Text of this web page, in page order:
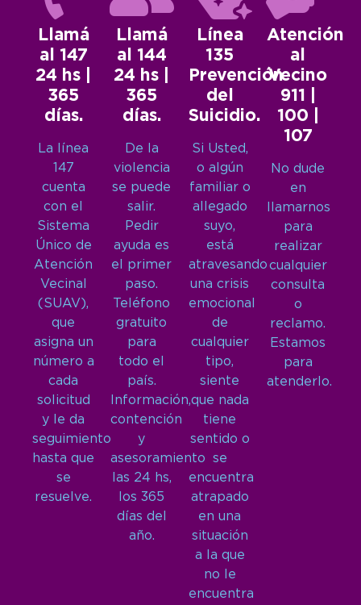
Llamá
al 147
24 hs |
365
días.
La línea
147
cuenta
con el
Sistema
Único de
Atención
Vecinal
(SUAV),
que
asigna un
número a
cada
solicitud
y le da
seguimiento
hasta que
se
resuelve.
Llamá
al 144
24 hs |
365
días.
De la
violencia
se puede
salir.
Pedir
ayuda es
el primer
paso.
Teléfono
gratuito
para
todo el
país.
Información,
contención
y
asesoramiento
las 24 hs,
los 365
días del
año.
Línea
135
Prevención
del
Suicidio.
Si Usted,
o algún
familiar o
allegado
suyo,
está
atravesando
una crisis
emocional
de
cualquier
tipo,
siente
que nada
tiene
sentido o
se
encuentra
atrapado
en una
situación
a la que
no le
encuentra
Atención
al
Vecino
911 |
100 |
107
No dude
en
llamarnos
para
realizar
cualquier
consulta
o
reclamo.
Estamos
para
atenderlo.